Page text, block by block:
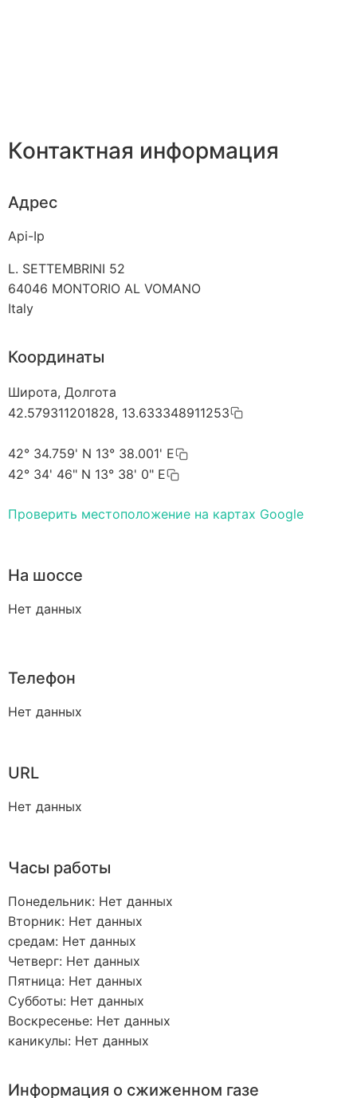
Контактная информация
Адрес
Api-Ip
L. SETTEMBRINI 52
64046 MONTORIO AL VOMANO
Italy
Координаты
Широта, Долгота
42.579311201828, 13.633348911253
42° 34.759' N 13° 38.001' E
42° 34' 46" N 13° 38' 0" E
Проверить местоположение на картах Google
На шоссе
Нет данных
Телефон
Нет данных
URL
Нет данных
Часы работы
Понедельник: Нет данных
Вторник: Нет данных
средам: Нет данных
Четверг: Нет данных
Пятница: Нет данных
Субботы: Нет данных
Воскресенье: Нет данных
каникулы: Нет данных
Информация о сжиженном газе